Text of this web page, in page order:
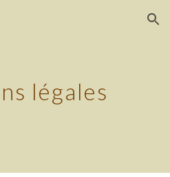
Skip to navigation
légales